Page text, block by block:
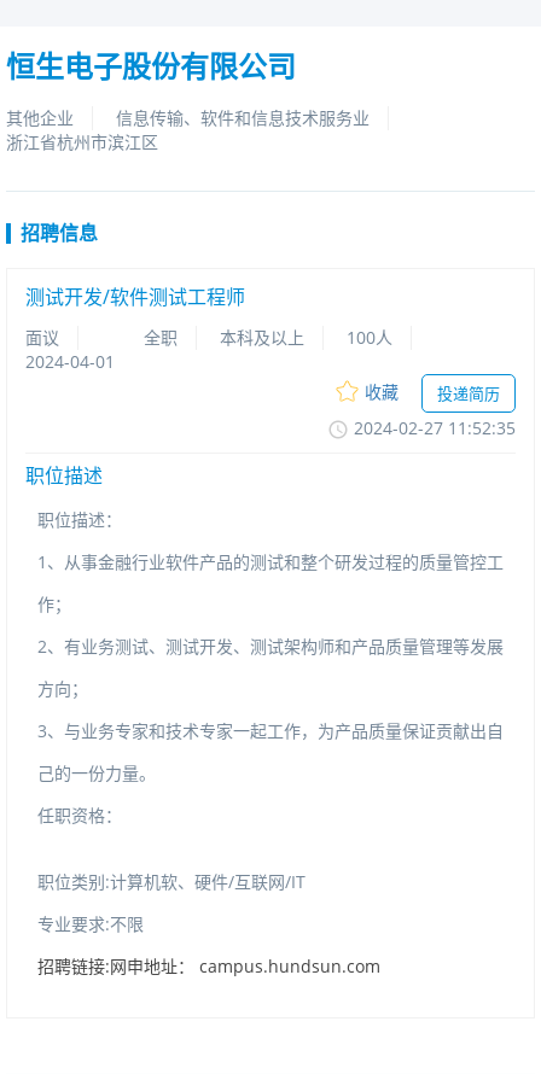
恒生电子股份有限公司
其他企业
信息传输、软件和信息技术服务业
浙江省杭州市滨江区
招聘信息
测试开发/软件测试工程师
面议 全职 本科及以上
100人
2024-04-01
收藏
投递简历
2024-02-2711:52:35
职位描述
职位描述：
1、从事金融行业软件产品的测试和整个研发过程的质量管控工
作；
2、有业务测试、测试开发、测试架构师和产品质量管理等发展
方向；
3、与业务专家和技术专家一起工作，为产品质量保证贡献出自
己的一份力量。
任职资格：
职位类别:计算机软、硬件/互联网/IT
专业要求:不限
招聘链接:网申地址：campus.hundsun.com